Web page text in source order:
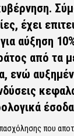
έχει
αύξηση
από τα
ενώ
που